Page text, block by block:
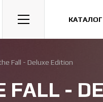
Казуальные
Fall - Deluxe Edition
FALL -